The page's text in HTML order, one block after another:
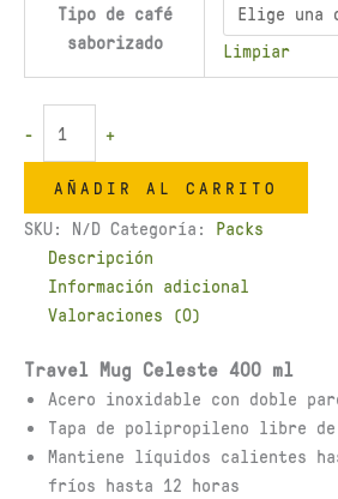
Tipo de café
saborizado
Limpiar
- +
AÑADIR AL CARRITO
SKU: N/D Categoría: Packs
Descripción
Información adicional
Valoraciones (0)
Travel Mug Celeste 400 ml
Acero inoxidable con doble
Tapa de polipropileno libre de
Mantiene líquidos calientes
fríos hasta 12 horas